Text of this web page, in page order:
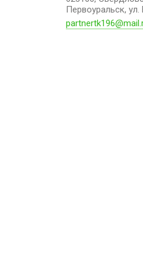
Первоуральск,